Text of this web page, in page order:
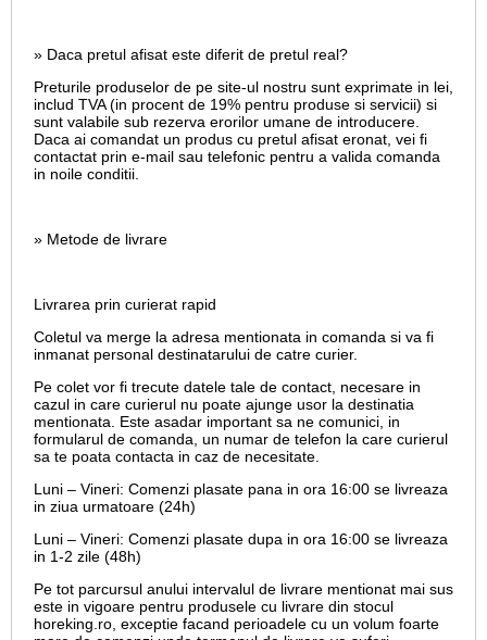
» Daca pretul afisat este diferit de pretul real?
Preturile produselor de pe site-ul nostru sunt exprimate in lei,
includ TVA (in procent de 19% pentru produse si servicii) si
sunt valabile sub rezerva erorilor umane de introducere.
Daca ai comandat un produs cu pretul afisat eronat, vei fi
contactat prin e-mail sau telefonic pentru a valida comanda
in noile conditii.
» Metode de livrare
Livrarea prin curierat rapid
Coletul va merge la adresa mentionata in comanda si va fi
inmanat personal destinatarului de catre curier.
Pe colet vor fi trecute datele tale de contact, necesare in
cazul in care curierul nu poate ajunge usor la destinatia
mentionata. Este asadar important sa ne comunici, in
formularul de comanda, un numar de telefon la care curierul
sa te poata contacta in caz de necesitate.
Luni – Vineri: Comenzi plasate pana in ora 16:00 se livreaza
in ziua urmatoare (24h)
Luni – Vineri: Comenzi plasate dupa in ora 16:00 se livreaza
in 1-2 zile (48h)
Pe tot parcursul anului intervalul de livrare mentionat mai sus
este in vigoare pentru produsele cu livrare din stocul
horeking.ro, exceptie facand perioadele cu un volum foarte